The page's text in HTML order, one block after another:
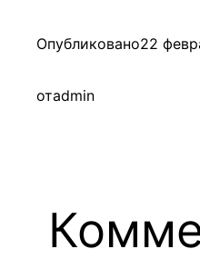
Опубликовано22
отadmin